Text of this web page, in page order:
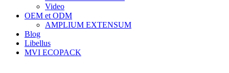
Video
OEM et ODM
AMPLIUM EXTENSUM
Blog
Libellus
MVI ECOPACK